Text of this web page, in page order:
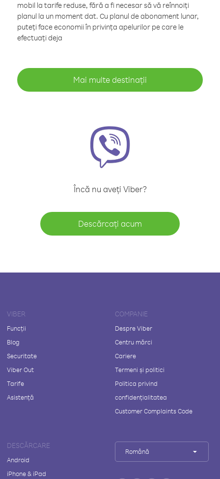
mobil la tarife reduse, fără a fi necesar să vă reînnoiți
planul la un moment dat. Cu planul de abonament lunar,
puteți face economii în privința apelurilor pe care le
efectuați deja
Mai multe destinații
Încă nu aveți Viber?
Descărcați acum
VIBER
Funcții
Blog
Securitate
Viber Out
Tarife
Asistență
COMPANIE
Despre Viber
Centru mărci
Cariere
Termeni și politici
Politica privind
confidențialitatea
Customer Complaints Code
DESCĂRCARE
Android
iPhone & iPad
Română